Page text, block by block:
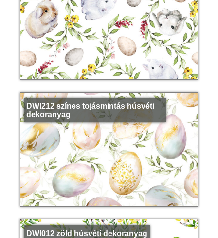
DWI212 színes tojásmintás húsvéti
dekoranyag
DWI012 zöld húsvéti dekoranyag